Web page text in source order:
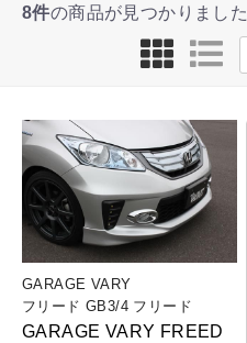
8件の商品が見つかりました
GARAGE VARY
フリード GB3/4 フリード
GARAGE VARY FREED